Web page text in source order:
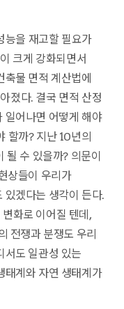
능을 재고할 필요가
크게 강화되면서
물 면적 계산법에
졌다. 결국 면적 산정
일어나면 어떻게 해야
할까? 지난 10년의
수 있을까? 의문이
상들이 우리가
있겠다는 생각이 든다.
화로 이어질 텐데,
전쟁과 분쟁도 우리
서도 일관성 있는
태계와 자연 생태계가